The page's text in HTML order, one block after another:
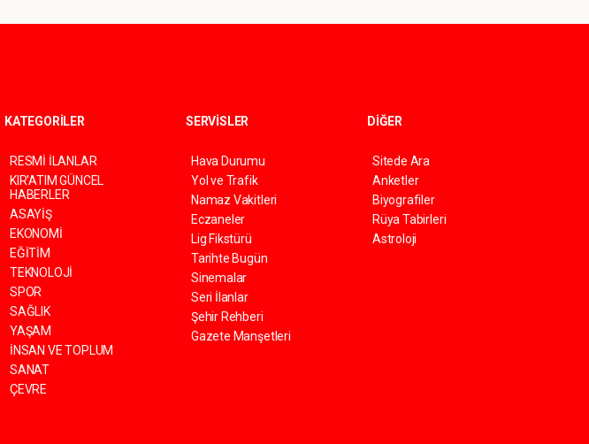
KATEGORİLER
RESMİ İLANLAR
KIR'ATIM GÜNCEL
HABERLER
ASAYİŞ
EKONOMİ
EĞİTİM
TEKNOLOJİ
SPOR
SAĞLIK
YAŞAM
İNSAN VE TOPLUM
SANAT
ÇEVRE
SERVİSLER
Hava Durumu
Yol ve Trafik
Namaz Vakitleri
Eczaneler
Lig Fikstürü
Tarihte Bugün
Sinemalar
Seri İlanlar
Şehir Rehberi
Gazete Manşetleri
DİĞER
Sitede Ara
Anketler
Biyografiler
Rüya Tabirleri
Astroloji